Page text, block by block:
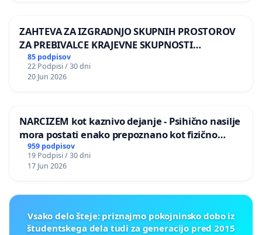
ZAHTEVA ZA IZGRADNJO SKUPNIH PROSTOROV
ZA PREBIVALCE KRAJEVNE SKUPNOSTI
PRESTRANEK
85 podpisov
22 Podpisi / 30 dni
20 Jun 2026
NARCIZEM kot kaznivo dejanje - Psihično nasilje
mora postati enako prepoznano kot fizično
nasilje
959 podpisov
19 Podpisi / 30 dni
17 Jun 2026
Vsako delo šteje: priznajmo pokojninsko dobo iz
študentskega dela tudi za generacijo pred 2015